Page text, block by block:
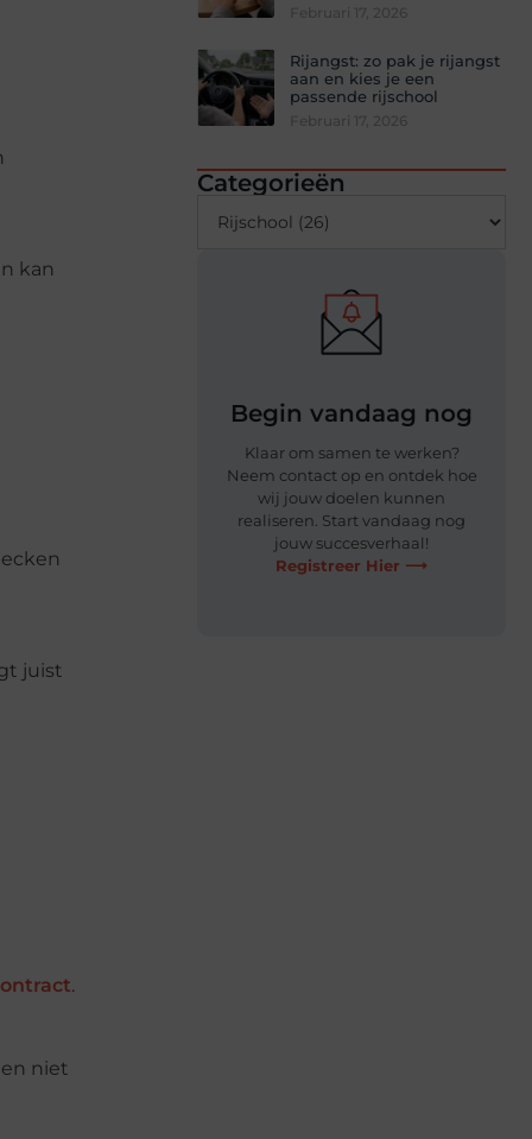
kan
juist
.
niet
Rijangst: zo pak je rijangst
aan en kies je een
passende rijschool
Categorieën
Begin vandaag nog
Klaar om samen te werken?
Neem contact op en ontdek hoe
wij jouw doelen kunnen
realiseren. Start vandaag nog
jouw succesverhaal!
Registreer Hier ⟶